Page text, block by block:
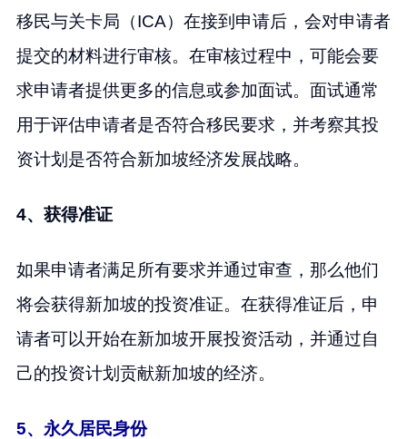
移民与关卡局（ICA）在接到申请后，会对申请者
提交的材料进行审核。在审核过程中，可能会要
求申请者提供更多的信息或参加面试。面试通常
用于评估申请者是否符合移民要求，并考察其投
资计划是否符合新加坡经济发展战略。
4、获得准证
如果申请者满足所有要求并通过审查，那么他们
将会获得新加坡的投资准证。在获得准证后，申
请者可以开始在新加坡开展投资活动，并通过自
己的投资计划贡献新加坡的经济。
5、永久居民身份